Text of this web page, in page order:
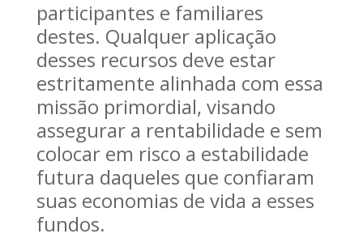
participantes e familiares
destes. Qualquer aplicação
desses recursos deve estar
estritamente alinhada com essa
missão primordial, visando
assegurar a rentabilidade e sem
colocar em risco a estabilidade
futura daqueles que confiaram
suas economias de vida a esses
fundos.